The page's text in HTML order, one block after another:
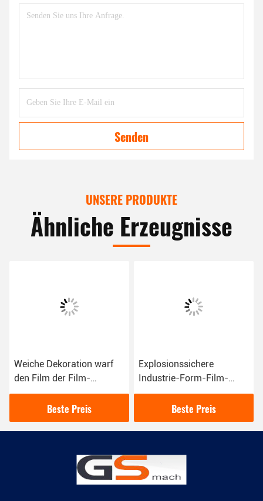
Senden
UNSERE PRODUKTE
Ähnliche Erzeugnisse
Weiche Dekoration warf
den Film der Film-
Verdrängungs-
Maschinen-3D, der 5 -
Geschwindigkeit 15m/Min
prägt
Beste Preis
Explosionssichere
Industrie-Form-Film-
Verdrängungs-Linie
Ähnlichkeits-Zwillings-
Schrauben-Entwurf
Beste Preis